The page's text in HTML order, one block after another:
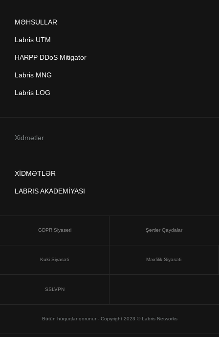
MƏHSULLAR
Labris UTM
HARPP DDoS Mitigator
Labris MNG
Labris LOG
Xidmətlər
XİDMƏTLƏR
LABRIS AKADEMİYASI
GDPR Siyasəti Şərtlər Qaydalar
Kuki Siyasəti Məxfilik Siyasəti
SSLVPN
Bütün hüquqlar qorunur - Copyright 2023 © Labris Networks